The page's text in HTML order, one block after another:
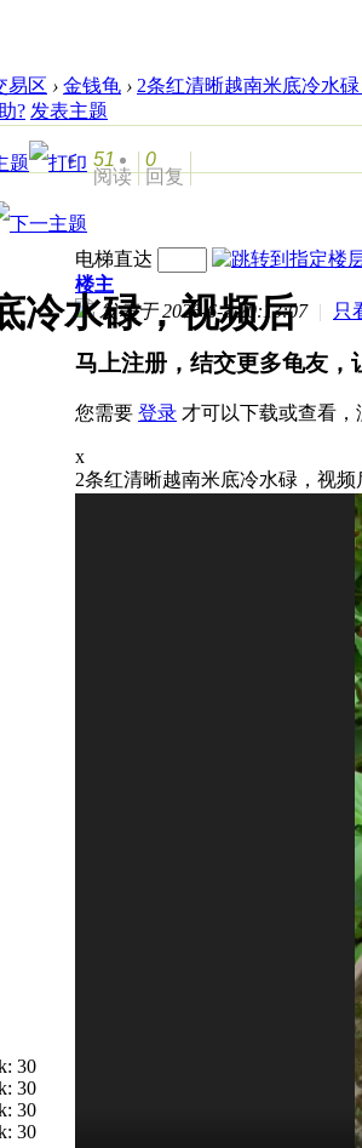
易区 › 金钱龟 › 2条红清晰越南米底冷水
? 发表主题
51
阅读
0
回复
冷水碌，视频后
电梯直达
楼主
发表于 2026-6-3 20:13:07 | 只
马上注册，结交更多龟友，
您需要 登录 才可以下载或查看，
x
2条红清晰越南米底冷水碌，视频